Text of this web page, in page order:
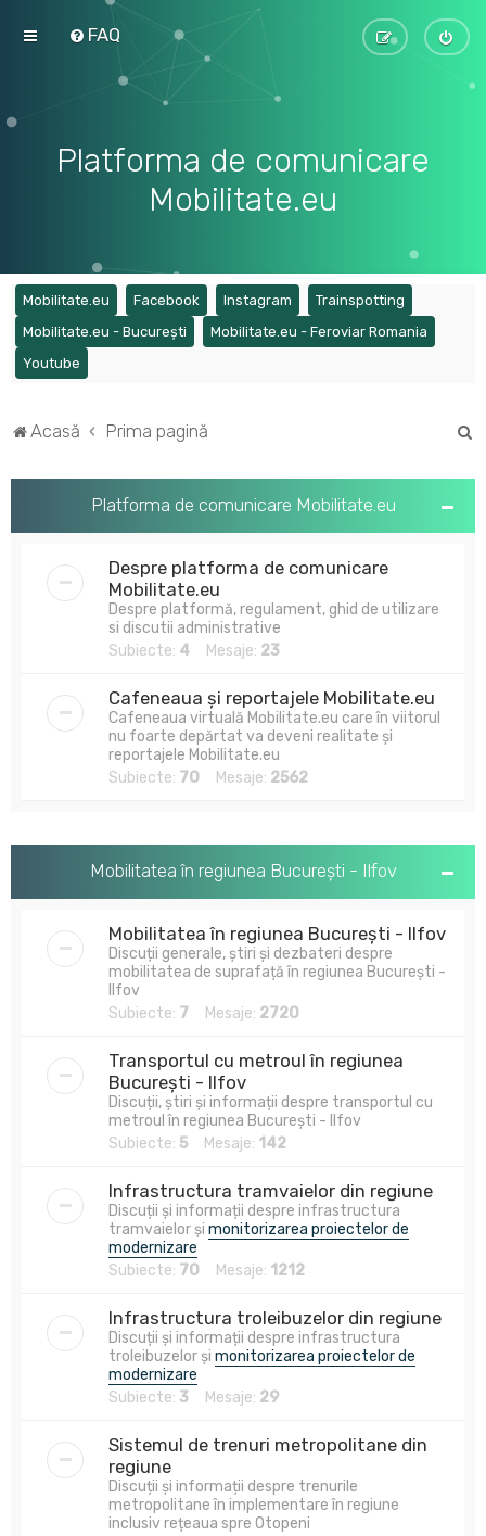
FAQ
Platforma de comunicare
Mobilitate.eu
Mobilitate.eu (Opens a new tab)
Facebook (Opens a new tab)
Instagram (Opens a new tab)
Trainspotting
Mobilitate.eu - București (Opens a new tab)
Mobilitate.eu - Feroviar Romania
Youtube
Acasă Prima pagină
Platforma de comunicare Mobilitate.eu
Despre platforma de comunicare
Mobilitate.eu
Despre platformă, regulament, ghid de utilizare
si discutii administrative
Subiecte: 4 Mesaje: 23
Cafeneaua și reportajele Mobilitate.eu
Cafeneaua virtuală Mobilitate.eu care în viitorul
nu foarte depărtat va deveni realitate și
reportajele Mobilitate.eu
Subiecte: 70 Mesaje: 2562
Mobilitatea în regiunea București - Ilfov
Mobilitatea în regiunea București - Ilfov
Discuții generale, știri și dezbateri despre
mobilitatea de suprafață în regiunea București -
Ilfov
Subiecte: 7 Mesaje: 2720
Transportul cu metroul în regiunea
București - Ilfov
Discuții, știri și informații despre transportul cu
metroul în regiunea București - Ilfov
Subiecte: 5 Mesaje: 142
Infrastructura tramvaielor din regiune
Discuții și informații despre infrastructura
tramvaielor și monitorizarea proiectelor de
modernizare
Subiecte: 70 Mesaje: 1212
Infrastructura troleibuzelor din regiune
Discuții și informații despre infrastructura
troleibuzelor și monitorizarea proiectelor de
modernizare
Subiecte: 3 Mesaje: 29
Sistemul de trenuri metropolitane din
regiune
Discuții și informații despre trenurile
metropolitane în implementare în regiune
inclusiv rețeaua spre Otopeni